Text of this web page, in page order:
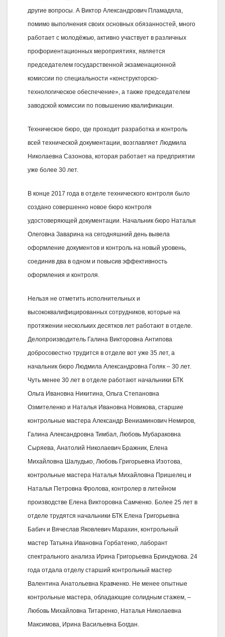
другие вопросы. А Виктор Александрович Пламадяла,
помимо выполнения своих основных обязанностей, много
работает с молодёжью, активно участвует в различных
профориентационных мероприятиях, является
председателем государственной экзаменационной
комиссии по специальности «конструкторско-
технологическое обеспечение», а также председателем
заводской комиссии по повышению квалификации.
Техническое бюро, где проходит разработка и контроль
всей технической документации, возглавляет Людмила
Николаевна Сазонова, которая работает на предприятии
уже более 30 лет.
В конце 2017 года в отделе технического контроля было
создано совершенно новое бюро контроля
удостоверяющей документации. Начальник бюро Наталья
Олеговна Заварина на сегодняшний день вывела
оформление документов и контроль на новый уровень,
соединив два в одном и повысив эффективность
оформления и контроля.
Нельзя не отметить исполнительных и
высококвалифицированных сотрудников, которые на
протяжении нескольких десятков лет работают в отделе.
Делопроизводитель Галина Викторовна Антипова
добросовестно трудится в отделе вот уже 35 лет, а
начальник бюро Людмила Александровна Голяк – 30 лет.
Чуть менее 30 лет в отделе работают начальники БТК
Ольга Ивановна Никитина, Ольга Степановна
Озмителенко и Наталья Ивановна Новикова, старшие
контрольные мастера Александр Вениаминович Немиров,
Галина Александровна Тимбал, Любовь Мубараковна
Сыряева, Анатолий Николаевич Бражник, Елена
Михайловна Шалудько, Любовь Григорьевна Изотова,
контрольные мастера Наталья Михайловна Пришелец и
Наталья Петровна Фролова, контролер в литейном
производстве Елена Викторовна Самченко. Более 25 лет в
отделе трудятся начальники БТК Елена Григорьевна
Бабич и Вячеслав Яковлевич Марахин, контрольный
мастер Татьяна Ивановна Горбатенко, лаборант
спектрального анализа Ирина Григорьевна Бриндукова. 24
года отдала отделу старший контрольный мастер
Валентина Анатольевна Кравченко. Не менее опытные
контрольные мастера, обладающие солидным стажем, –
Любовь Михайловна Титаренко, Наталья Николаевна
Максимова, Ирина Васильевна Богдан.